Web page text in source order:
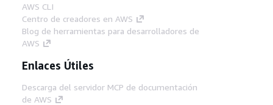
AWS CLI
Centro de creadores en AWS
Blog de herramientas para desarrolladores de
AWS
Enlaces Útiles
Descarga del servidor MCP de documentación
de AWS